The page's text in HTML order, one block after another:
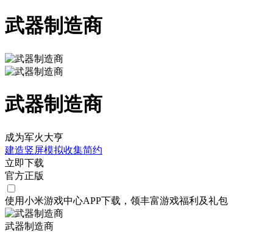
武器制造商
武器制造商
成为军火大亨
建造竖屏模拟收集简约
立即下载
官方正版
使用小米游戏中心APP下载 ，领丰富游戏福利 及礼包
武器制造商